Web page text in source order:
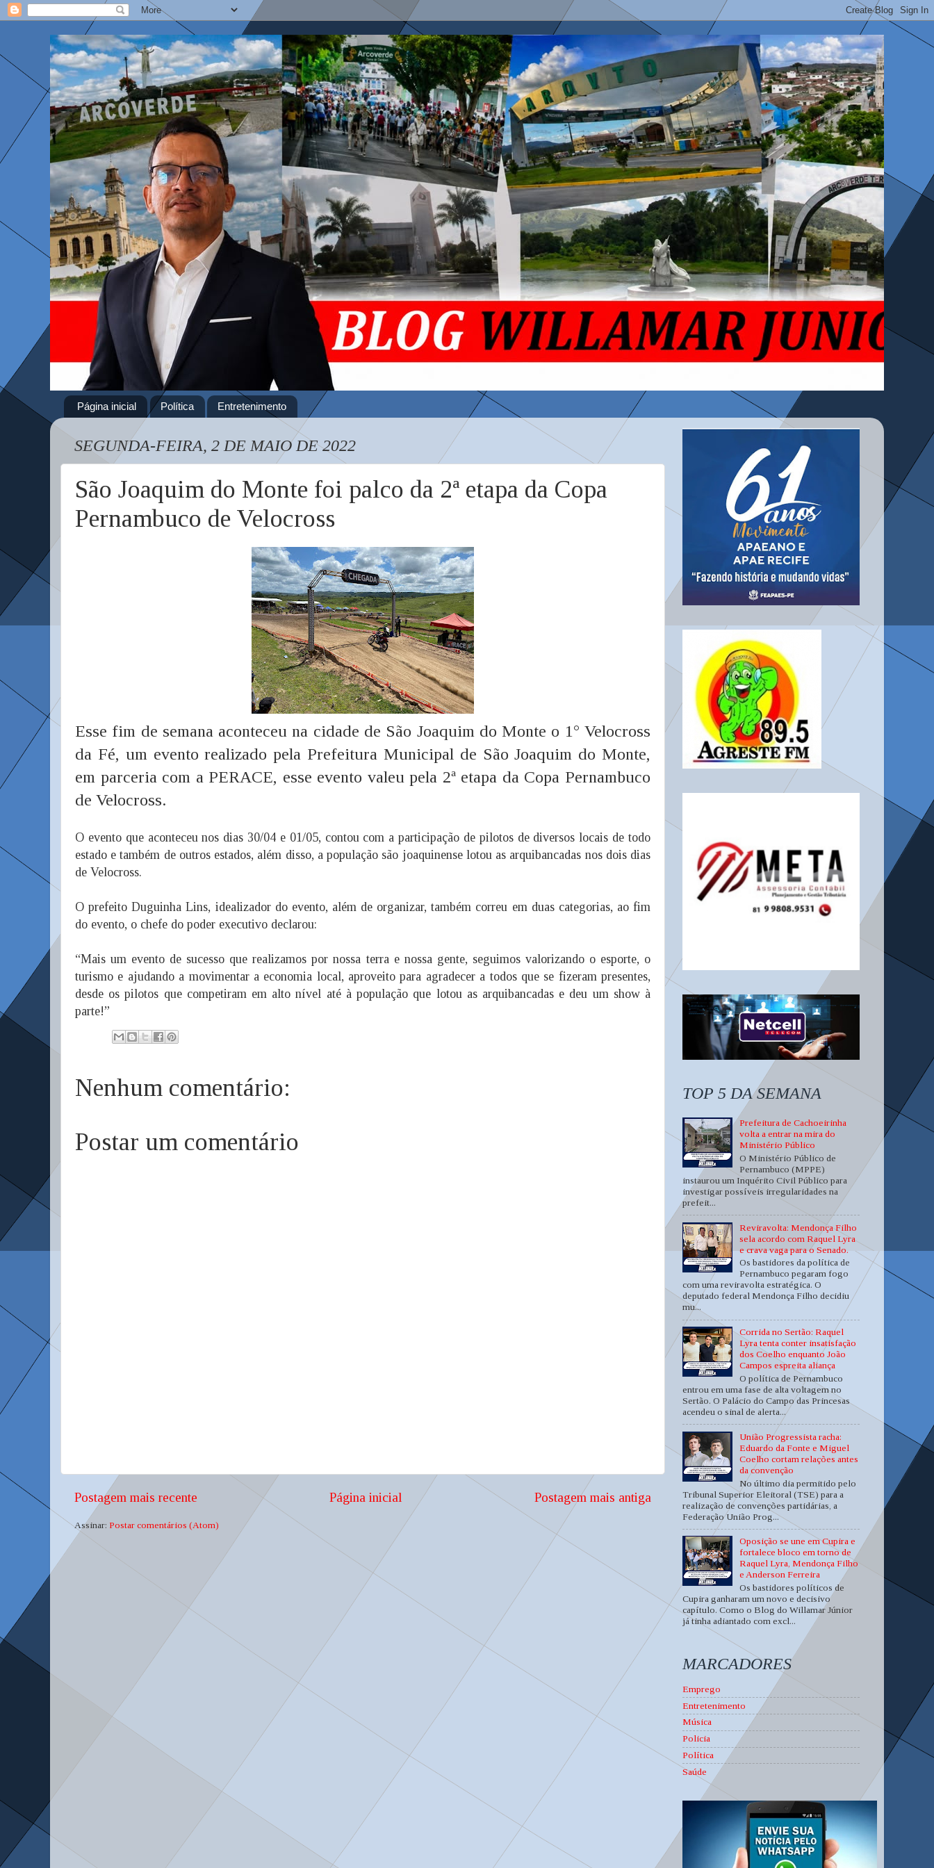
Página inicial Política Entretenimento
SEGUNDA-FEIRA, 2 DE MAIO DE 2022
São Joaquim do Monte foi palco da 2ª etapa da Copa
Pernambuco de Velocross
Esse fim de semana aconteceu na cidade de São Joaquim do Monte o 1° Velocross
da Fé, um evento realizado pela Prefeitura Municipal de São Joaquim do Monte,
em parceria com a PERACE, esse evento valeu pela 2ª etapa da Copa Pernambuco
de Velocross.
O evento que aconteceu nos dias 30/04 e 01/05, contou com a participação de pilotos de diversos locais de todo
estado e também de outros estados, além disso, a população são joaquinense lotou as arquibancadas nos dois dias
de Velocross.
O prefeito Duguinha Lins, idealizador do evento, além de organizar, também correu em duas categorias, ao fim
do evento, o chefe do poder executivo declarou:
“Mais um evento de sucesso que realizamos por nossa terra e nossa gente, seguimos valorizando o esporte, o
turismo e ajudando a movimentar a economia local, aproveito para agradecer a todos que se fizeram presentes,
desde os pilotos que competiram em alto nível até à população que lotou as arquibancadas e deu um show à
parte!”
Nenhum comentário:
Postar um comentário
Postagem mais recente Postagem mais antiga
Página inicial
Assinar: Postar comentários (Atom)
TOP 5 DA SEMANA
Prefeitura de Cachoeirinha
volta a entrar na mira do
Ministério Público
O Ministério Público de
Pernambuco (MPPE)
instaurou um Inquérito Civil Público para
investigar possíveis irregularidades na
prefeit...
Reviravolta: Mendonça Filho
sela acordo com Raquel Lyra
e crava vaga para o Senado.
Os bastidores da política de
Pernambuco pegaram fogo
com uma reviravolta estratégica. O
deputado federal Mendonça Filho decidiu
mu...
Corrida no Sertão: Raquel
Lyra tenta conter insatisfação
dos Coelho enquanto João
Campos espreita aliança
O política de Pernambuco
entrou em uma fase de alta voltagem no
Sertão. O Palácio do Campo das Princesas
acendeu o sinal de alerta...
União Progressista racha:
Eduardo da Fonte e Miguel
Coelho cortam relações antes
da convenção
No último dia permitido pelo
Tribunal Superior Eleitoral (TSE) para a
realização de convenções partidárias, a
Federação União Prog...
Oposição se une em Cupira e
fortalece bloco em torno de
Raquel Lyra, Mendonça Filho
e Anderson Ferreira
Os bastidores políticos de
Cupira ganharam um novo e decisivo
capítulo. Como o Blog do Willamar Júnior
já tinha adiantado com excl...
MARCADORES
Emprego
Entretenimento
Música
Policia
Política
Saúde